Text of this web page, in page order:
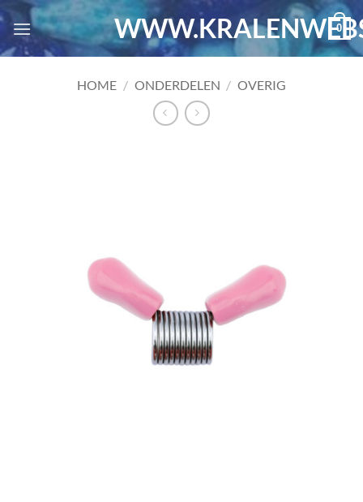
Ga
naar
inhoud
0
HOME / ONDERDELEN / OVERIG